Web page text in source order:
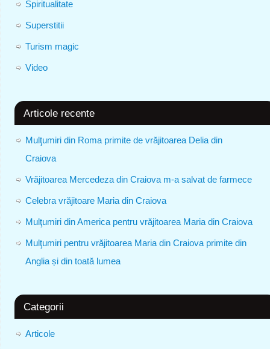
Spiritualitate
Superstitii
Turism magic
Video
Articole recente
Mulţumiri din Roma primite de vrăjitoarea Delia din
Craiova
Vrăjitoarea Mercedeza din Craiova m-a salvat de farmece
Celebra vrăjitoare Maria din Craiova
Mulţumiri din America pentru vrăjitoarea Maria din Craiova
Mulţumiri pentru vrăjitoarea Maria din Craiova primite din
Anglia și din toată lumea
Categorii
Articole